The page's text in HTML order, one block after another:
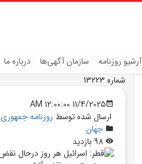
آرشیو روزنامه سازمان آگهی‌ها درباره ما
شماره 13223
11/4/2025 12:00:00 AM
ارسال شده توسط روزنامه
جهان